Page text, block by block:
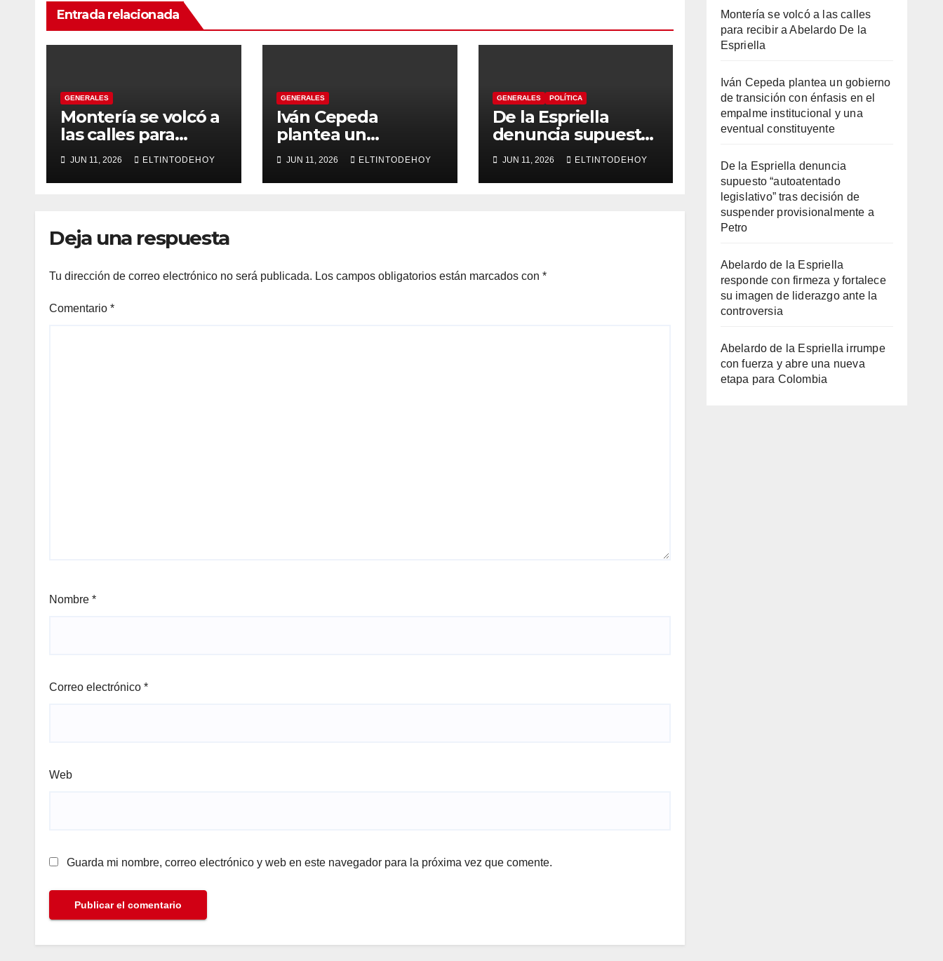
Entrada relacionada
GENERALES
Montería se volcó a
las calles para
recibir a Abelardo
De la Espriella
JUN 11, 2026 ELTINTODEHOY
GENERALES
Iván Cepeda
plantea un
gobierno de
transición con
énfasis en el
JUN 11, 2026 ELTINTODEHOY
GENERALES POLÍTICA
De la Espriella
denuncia supuesto
“autoatentado
legislativo” tras
decisión de
JUN 11, 2026 ELTINTODEHOY
Deja una respuesta
Tu dirección de correo electrónico no será publicada. Los campos obligatorios están marcados con *
Comentario *
Nombre *
Correo electrónico *
Web
Guarda mi nombre, correo electrónico y web en este navegador para la próxima vez que comente.
Montería se volcó a las calles
para recibir a Abelardo De la
Espriella
Iván Cepeda plantea un gobierno
de transición con énfasis en el
empalme institucional y una
eventual constituyente
De la Espriella denuncia
supuesto “autoatentado
legislativo” tras decisión de
suspender provisionalmente a
Petro
Abelardo de la Espriella
responde con firmeza y fortalece
su imagen de liderazgo ante la
controversia
Abelardo de la Espriella irrumpe
con fuerza y abre una nueva
etapa para Colombia